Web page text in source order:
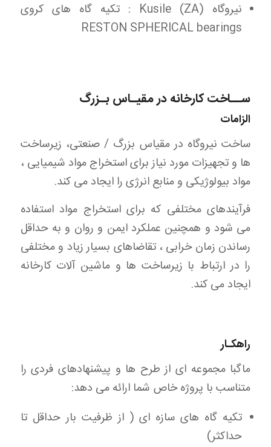
نیروگاه Kusile (ZA) : تکیه گاه های کروی
RESTON SPHERICAL bearings
ســاخت کارخانه در مقیـاس بـزرگ
الزامات
ساخت نیروگاه در مقیاس بزرگ / صنعتی، زیرساخت
ها و تجهیزات مورد نیاز برای استخراج مواد شیمیایی ،
مواد بیولوژیکی و منابع انرژی را ایجاد می کند.
فرآیندهای مختلفی که برای استخراج مواد استفاده
می شود و همچنین عملکرد ایمن و روان و به حداقل
رساندن زمان خرابی ، تقاضاهای بسیار زیاد و مختلفی
را در ارتباط با زیرساخت ها و ماشین آلات کارخانه
ایجاد می کند.
راهکـار
ماگبا مجموعه ای از طرح ها و پیشنهادهای فردی را
متناسب با پروژه خاص شما ارائه می دهد:
تکیه گاه های سازه ای ( از ظرفیت بار حداقل تا
حداکثر)